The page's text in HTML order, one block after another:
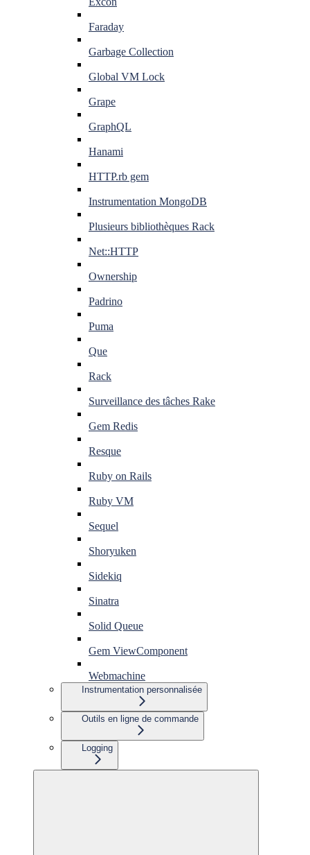
Faraday
Garbage Collection
Global VM Lock
Grape
GraphQL
Hanami
HTTP.rb gem
Instrumentation MongoDB
Plusieurs bibliothèques Rack
Net::HTTP
Ownership
Padrino
Puma
Que
Rack
Surveillance des tâches Rake
Gem Redis
Resque
Ruby on Rails
Ruby VM
Sequel
Shoryuken
Sidekiq
Sinatra
Solid Queue
Gem ViewComponent
Webmachine
Instrumentation personnalisée
Outils en ligne de commande
Logging